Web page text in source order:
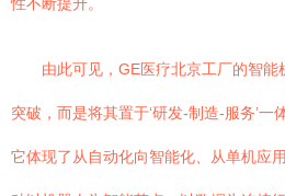
由此可见，GE医疗北京工厂的智
突破，而是将其置于‘研发-制造-服务’一
它体现了从自动化向智能化、从单机应